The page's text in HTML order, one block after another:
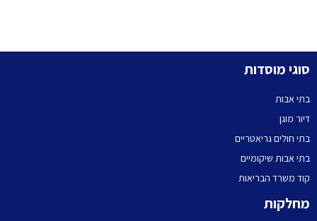
סוגי מוסדות
בתי אבות
דיור מוגן
בתי חולים גריאטריים
בתי אבות שיקומיים
קוד משרד הבריאות
מחלקות